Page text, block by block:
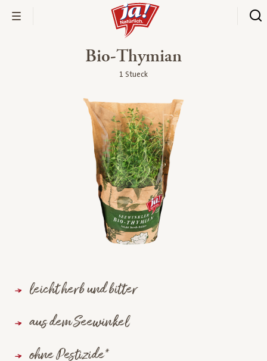
Bio-Thymian
1 Stueck
leicht herb und bitter
aus dem Seewinkel
ohne Pestizide*